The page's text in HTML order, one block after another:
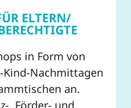
ELTERN/
in Form von
Kind-Nachmittagen
an.
, Förder- und